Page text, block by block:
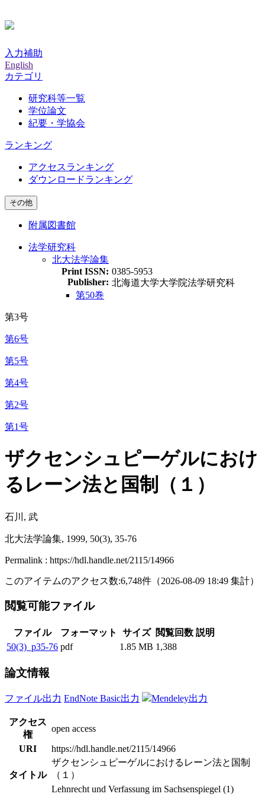
入力補助
English
カテゴリ
研究科等一覧
学位論文
紀要・学協会
ランキング
アクセスランキング
ダウンロードランキング
その他
附属図書館
法学研究科
北大法学論集
Print ISSN: 0385-5953
Publisher: 北海道大学大学院法学研究科
第50巻
第3号
第6号
第5号
第4号
第2号
第1号
ザクセンシュピーゲルにおけ
るレーン法と国制（１）
石川, 武
北大法学論集, 1999, 50(3), 35-76
Permalink : https://hdl.handle.net/2115/14966
このアイテムのアクセス数:6,748件 （2026-08-09 18:49 集計）
閲覧可能ファイル
ファイル フォーマット サイズ 閲覧回数 説明
50(3)_p35-76 pdf 1.85 MB 1,388
論文情報
ファイル出力 EndNote Basic出力 Mendeley出力
アクセス
権
open access
URI
https://hdl.handle.net/2115/14966
タイトル
ザクセンシュピーゲルにおけるレーン法と国制
（１）
Lehnrecht und Verfassung im Sachsenspiegel (1)